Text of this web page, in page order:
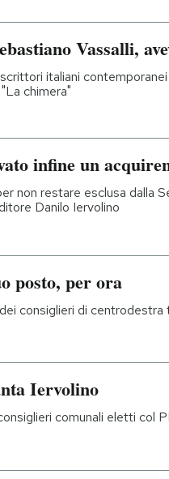
Vassalli,
italiani
chimera"
infine un
non restare esclusa dalla
Danilo Iervolino
posto, per ora
consiglieri di centrodestra
Iervolino
comunali eletti col